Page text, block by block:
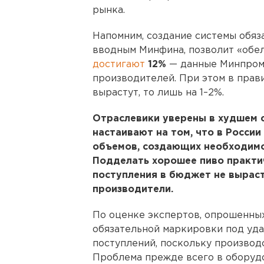
рынка.
Напомним, создание системы
вводным Минфина, позволит
достигают 12% — данные
производителей. При этом в
вырастут, то лишь на 1–2%.
Отраслевики уверены в худшем
настаивают на том, что в
объемов, создающих
Подделать хорошее пиво
поступления в бюджет не
производители.
По оценке экспертов,
обязательной маркировки под
поступлений, поскольку
Проблема прежде всего в